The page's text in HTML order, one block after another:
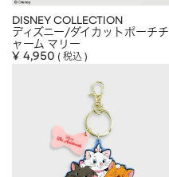
DISNEY COLLECTION
ディズニー/ダイカットポーチチ
ャーム マリー
¥ 4,950 税込